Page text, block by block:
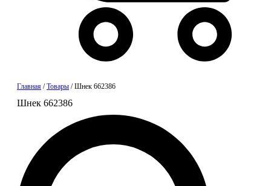
Главная /Товары /Шнек 662386
Шнек 662386